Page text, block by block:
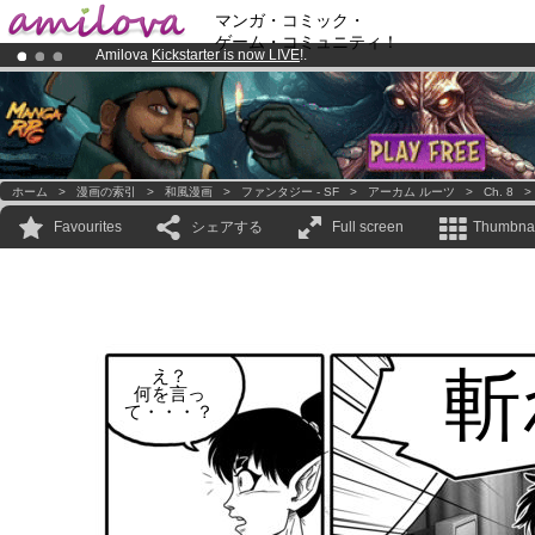
マンガ・コミック・
ゲーム・コミュニティ！
Amilova Kickstarter is now LIVE!.
Already 100000membersand 1000comics & mangas!.
Premium membership from3.95 euros per month !Get membership
ホーム > 漫画の索引 > 和風漫画 > ファンタジー - SF > アーカム ルーツ > Ch. 8
Favourites シェアする Full screen
え？
何を言っ
て・・・？